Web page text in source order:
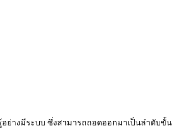
อย่างมีระบบ ซึ่งสามารถถอดออกมาเป็นลำดับขั้น